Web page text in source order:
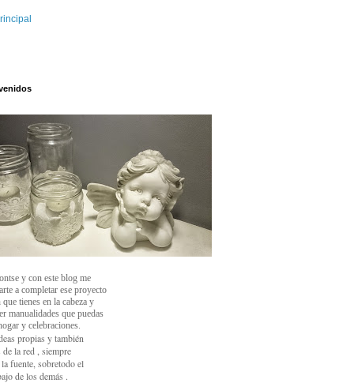
y con este blog me
a completar ese proyecto
tienes en la cabeza y
manualidades que puedas
y celebraciones.
propias y también
la red , siempre
fuente, sobretodo el
de los demás .